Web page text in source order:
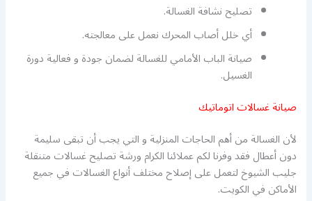
تصليح نشافة الغسالة.
أي خلل أصاب المحرك نعمل على معالجته.
صيانة الباب الأمامي للغسالة لضمان جودة و فعالية دورة
الغسيل.
صيانة غسالات اتوماتيك
لأن الغسالة من أهم الحاجات المنزلية و التي يجب أن تبقى سليمة
دون أعطال فقد وفرنا لكم عملائنا الكرام ورشة تصليح غسالات متنقلة
جليب الشيوخ لتعمل على إصلاح مختلف أنواع الغسالات في جميع
الأماكن في الكويت.